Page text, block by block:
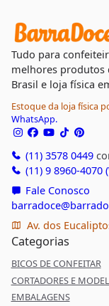
Tudo para
melhores produtos
Brasil e loja física
Estoque da loja física
WhatsApp.
(11) 3578 0449
(11) 9 8960-4070
Fale Conosco
Av. dos
Categorias
BICOS DE CONFEITAR
CORTADORES E
EMBALAGENS